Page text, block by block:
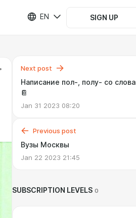
EN SIGN UP
Next post
Написание пол-, полу- со
📔
Jan 31 2023 08:20
Previous post
Вузы Москвы
Jan 22 2023 21:45
SUBSCRIPTION LEVELS 0